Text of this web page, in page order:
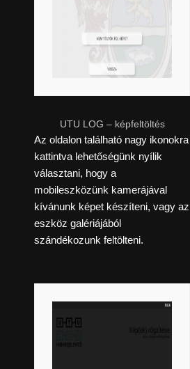
UTU LOG – képfeltöltés
Az oldalon található nagy ikonokra
kattintva lehetőségünk nyílik
választani, hogy a
mobileszközünk kamerájával
kívánunk képet készíteni, vagy az
eszköz galériájából
szándékozunk feltölteni.